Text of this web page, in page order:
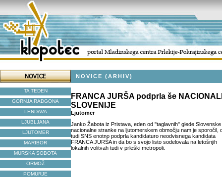
TA TEDEN
GORNJA RADGONA
LENDAVA
LJUBLJANA
LJUTOMER
MARIBOR
MURSKA SOBOTA
ORMOŽ
POMURJE
NOVICE (ARHIV)
FRANCA JURŠA podprla še
SLOVENIJE
Ljutomer
Janko Žabota iz Pristava, eden od "taglavnih" glede Slovenske
nacionalne stranke na ljutomerskem območju nam je sporočil,
tudi SNS enotno podprla kandidaturo neodvisnega kandidata
FRANCA JURŠA in da bo s svojo listo sodelovala na letošnjih
lokalnih volitvah tudi v prleški metropoli.